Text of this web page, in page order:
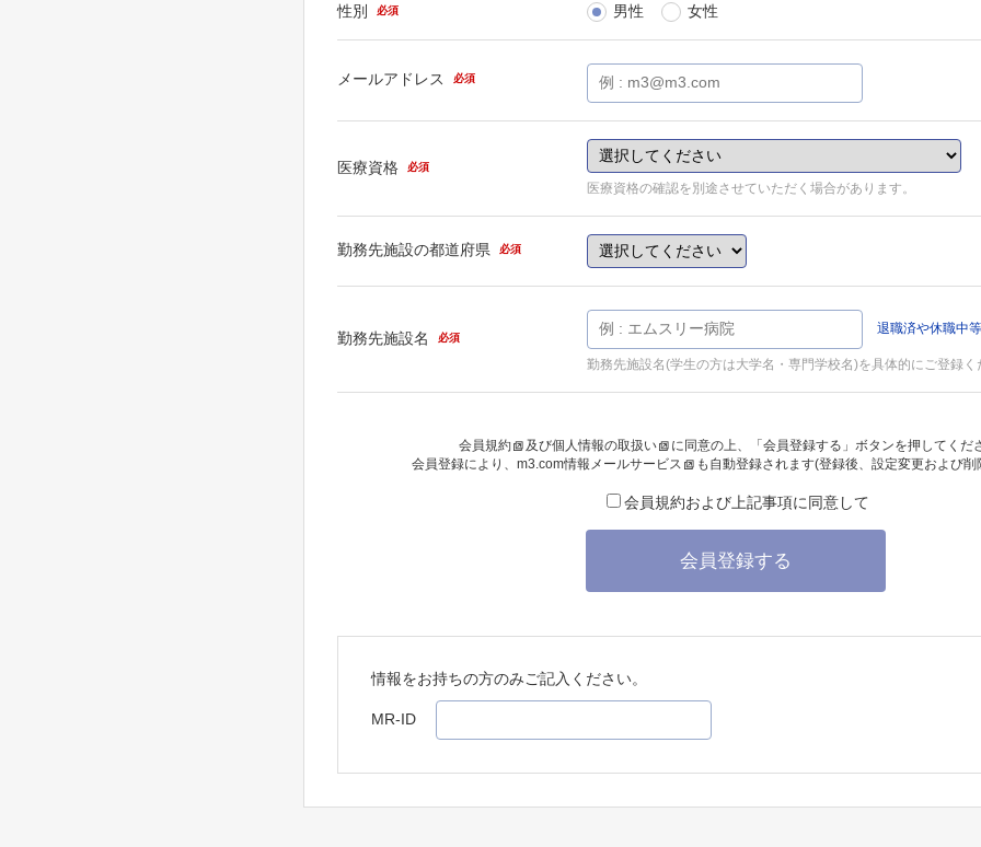
性別 必須 男性 女性
メールアドレス 必須
医療資格 必須
医療資格の確認を別途させていただく場合があります。
勤務先施設の都道府県 必須
勤務先施設名 必須
退職済や休職中
勤務先施設名(学生の方は大学名・専門学校名)を具体的にご登録く
会員規約 及び個人情報の取扱い
に同意の上、「会員登録する」ボタンを押してくだ
会員登録により、 m3.com情報メールサービス も自動登録されます(登録後、設定変更および
会員規約および上記事項に同意して
会員登録する
情報をお持ちの方のみご記入ください。
MR-ID